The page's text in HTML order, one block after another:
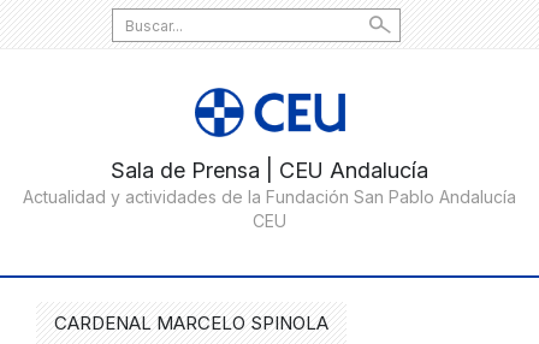
Search
for:
CARDENAL MARCELO SPINOLA